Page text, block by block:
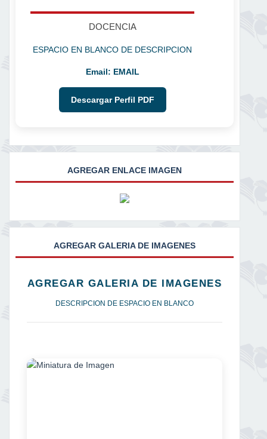
DOCENCIA
ESPACIO EN BLANCO DE DESCRIPCION
Email: EMAIL
Descargar Perfil PDF
AGREGAR ENLACE IMAGEN
AGREGAR GALERIA DE IMAGENES
AGREGAR GALERIA DE IMAGENES
DESCRIPCION DE ESPACIO EN BLANCO